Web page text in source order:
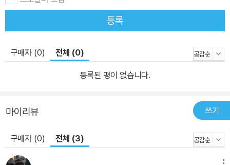
등록
구매자 (0) 전체 (0)
등록된 평이 없습니다.
마이리뷰 쓰기
구매자 (0) 전체 (3)